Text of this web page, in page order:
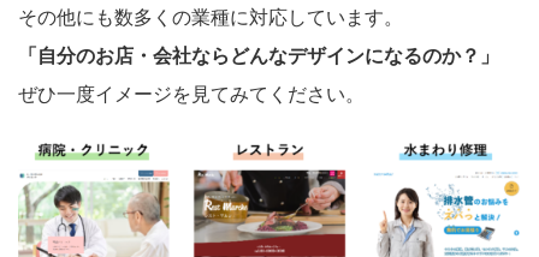
その他にも数多くの業種に対応しています。
「自分のお店・会社ならどんなデザインになるのか？」
ぜひ一度イメージを見てみてください。